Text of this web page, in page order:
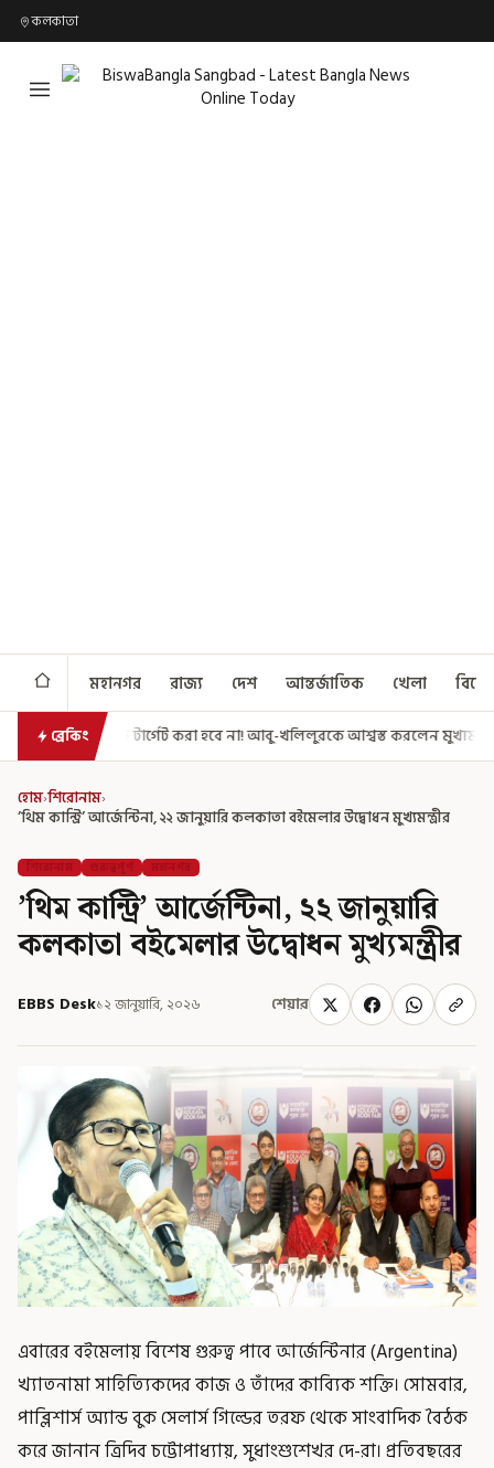
কলকাতা
মহানগর রাজ্য দেশ আন্তর্জাতিক খেলা
ব্রেকিং
করা হবে না! আবু-খলিলুরকে আশ্বস্ত করলেন মুখ্যমন্ত্রী এগিয়ে গেল আরও
হোম›শিরোনাম›
’থিম কান্ট্রি’ আর্জেন্টিনা, ২২ জানুয়ারি কলকাতা বইমেলার উদ্বোধন মুখ্যমন্ত্রীর
শিরোনাম গুরুত্বপূর্ণ মহানগর
’থিম কান্ট্রি’ আর্জেন্টিনা, ২২ জানুয়ারি
কলকাতা বইমেলার উদ্বোধন মুখ্যমন্ত্রীর
EBBS Desk১২ জানুয়ারি, ২০২৬ শেয়ার
এবারের বইমেলায় বিশেষ গুরুত্ব পাবে আর্জেন্টিনার (Argentina)
খ্যাতনামা সাহিত্যিকদের কাজ ও তাঁদের কাব্যিক শক্তি। সোমবার,
পাব্লিশার্স অ্যান্ড বুক সেলার্স গিল্ডের তরফ থেকে সাংবাদিক বৈঠক
করে জানান ত্রিদিব চট্টোপাধ্যায়, সুধাংশুশেখর দে-রা। প্রতিবছরের